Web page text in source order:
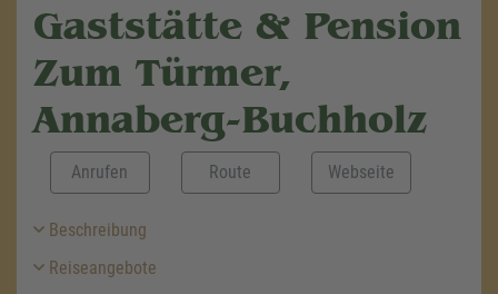
Gaststätte & Pension
Zum Türmer,
Annaberg-Buchholz
Anrufen Route Webseite
Beschreibung
Reiseangebote